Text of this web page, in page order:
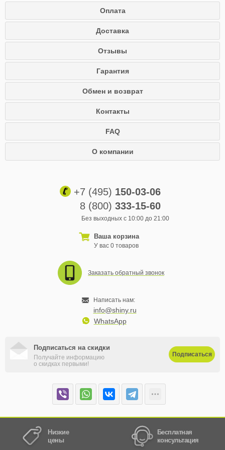
Оплата
Доставка
Отзывы
Гарантия
Обмен и возврат
Контакты
FAQ
О компании
+7 (495) 150-03-06
8 (800) 333-15-60
Без выходных с 10:00 до 21:00
Ваша корзина
У вас 0 товаров
Заказать обратный звонок
Написать нам:
info@shiny.ru
WhatsApp
Подписаться на скидки
Получайте информацию
о скидках первыми!
Подписаться
Низкие
цены
Бесплатная
консультация